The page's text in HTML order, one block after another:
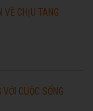
VỀ CHỊU TANG
CUỘC SỐNG